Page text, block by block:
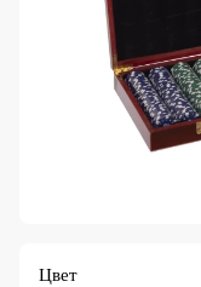
Цвет